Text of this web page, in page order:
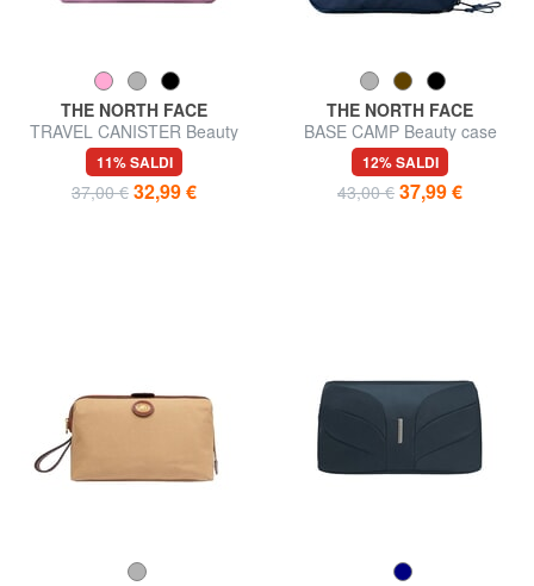
THE NORTH FACE
TRAVEL CANISTER Beauty
con gancio
11% SALDI
37,00 € 32,99 €
THE NORTH FACE
BASE CAMP Beauty case
12% SALDI
43,00 € 37,99 €